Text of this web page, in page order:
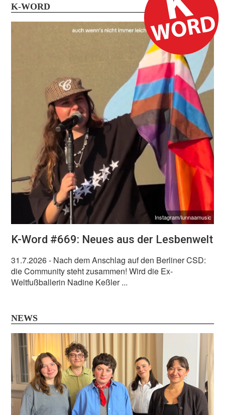
K-WORD
Instagram/lunnaamusic
K-Word #669: Neues aus der Lesbenwelt
31.7.2026- Nach dem Anschlag auf den Berliner CSD:
die Community steht zusammen! Wird die Ex-
Weltfußballerin Nadine Keßler ...
NEWS